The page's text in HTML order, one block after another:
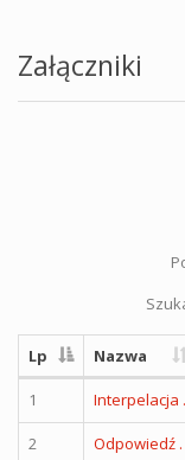
Załączniki
Lp Nazwa
1 Interpelacja .
2 Odpowiedź .